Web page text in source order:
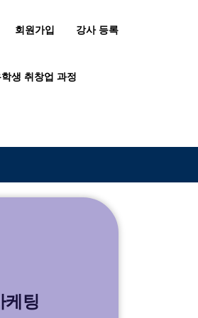
회원가입 강사 등록
생 취창업 과정
케팅